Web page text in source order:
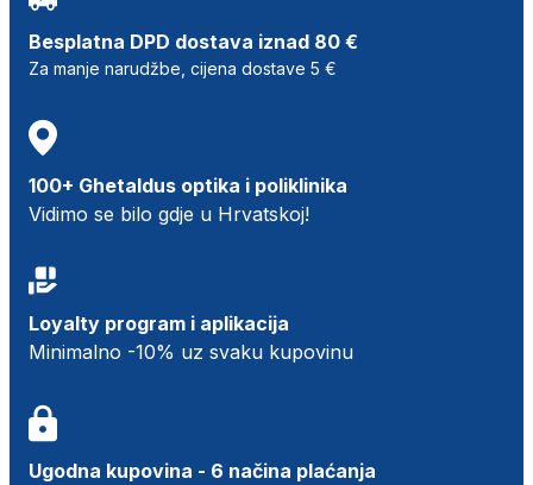
Besplatna DPD dostava iznad 80 €
Za manje narudžbe, cijena dostave 5 €
100+ Ghetaldus optika i poliklinika
Vidimo se bilo gdje u Hrvatskoj!
Loyalty program i aplikacija
Minimalno -10% uz svaku kupovinu
Ugodna kupovina - 6 načina plaćanja